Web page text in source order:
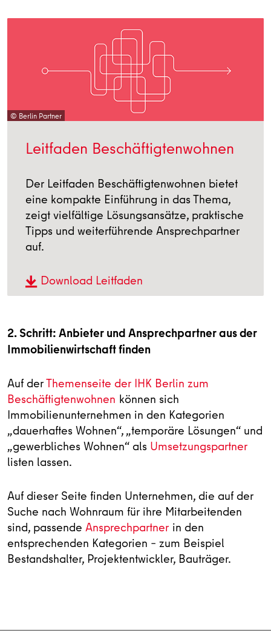
© Berlin Partner
Leitfaden Beschäftigtenwohnen
Der Leitfaden Beschäftigtenwohnen bietet
eine kompakte Einführung in das Thema,
zeigt vielfältige Lösungsansätze, praktische
Tipps und weiterführende Ansprechpartner
auf.
Download Leitfaden
2. Schritt: Anbieter und Ansprechpartner aus der
Immobilienwirtschaft finden
Auf derThemenseite der IHK Berlin zum
Beschäftigtenwohnen können sich
Immobilienunternehmen in den Kategorien
„dauerhaftes Wohnen“, „temporäre Lösungen“ und
„gewerbliches Wohnen“ als Umsetzungspartner
listen lassen.
Auf dieser Seite finden Unternehmen, die auf der
Suche nach Wohnraum für ihre Mitarbeitenden
sind, passende Ansprechpartner in den
entsprechenden Kategorien – zum Beispiel
Bestandshalter, Projektentwickler, Bauträger.